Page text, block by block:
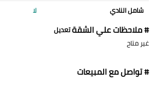
شامل النادي لا
# ملاحظات علي الشقةتعديل
غير متاح
# تواصل مع المبيعات